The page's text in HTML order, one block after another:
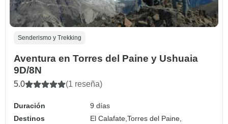
Senderismo y Trekking
Aventura en Torres del Paine y Ushuaia
9D/8N
5.0 (1 reseña)
Duración
9 días
Destinos
El Calafate,Torres del Paine,